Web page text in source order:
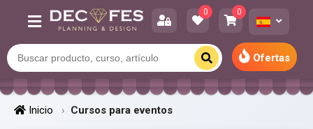
0 0
Ofertas
Inicio Cursos para eventos